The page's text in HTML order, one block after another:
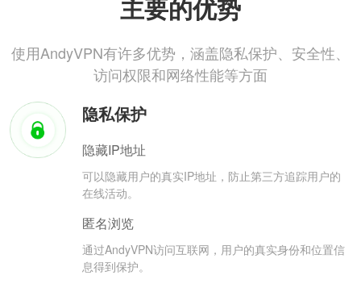
主要的优势
使用AndyVPN有许多优势，涵盖隐私保护、安全性、
访问权限和网络性能等方面
隐私保护
隐藏IP地址
可以隐藏用户的真实IP地址，防止第三方追踪用户的
在线活动。
匿名浏览
通过AndyVPN访问互联网，用户的真实身份和位置信
息得到保护。